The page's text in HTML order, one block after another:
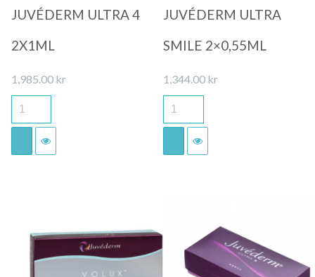
JUVÉDERM ULTRA 4
2X1ML
1,985.00 kr
JUVÉDERM ULTRA
SMILE 2×0,55ML
1,344.00 kr